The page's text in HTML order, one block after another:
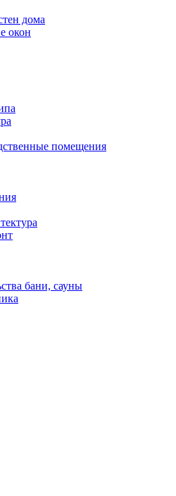
дома
окон
помещения
бани, сауны